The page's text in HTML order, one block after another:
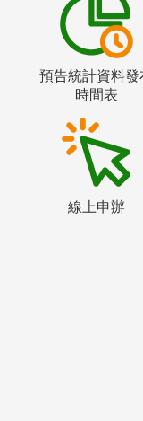
預告統計資料發
時間表
線上申辦